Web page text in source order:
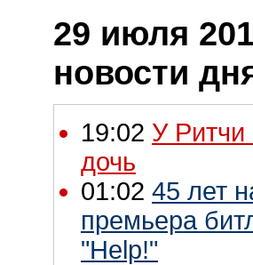
29 июля
новости
19:02 У Ритчи
дочь
01:02 45 лет
премьера
"Help!"